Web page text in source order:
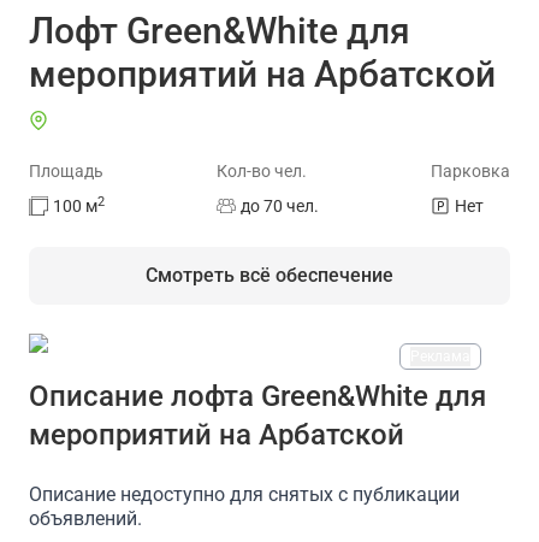
Лофт Green&White для
мероприятий на Арбатской
Площадь
100 м2
Кол-во чел.
до 70 чел.
Парковка
Нет
Смотреть всё обеспечение
На площадке есть
Бар Лофт на 10 человек Лофт на 20 человек
Описание лофта Green&White для
мероприятий на Арбатской
Описание недоступно для снятых с публикации
объявлений.